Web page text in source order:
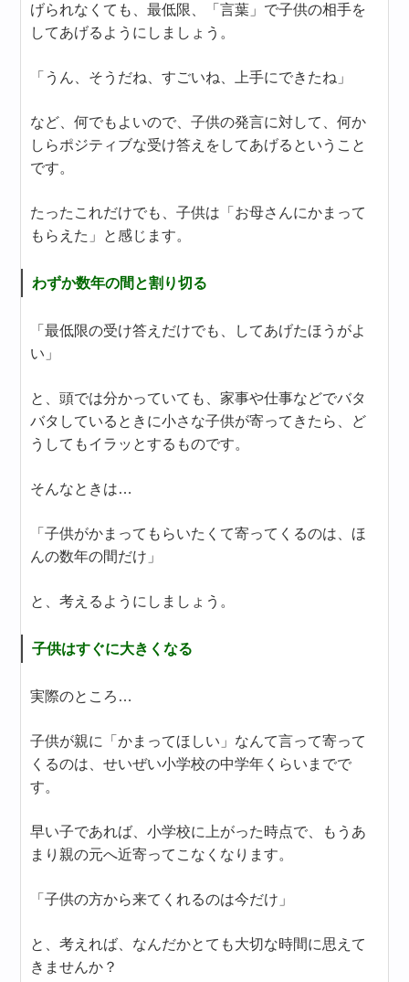
げられなくても、最低限、「言葉」で子供の相手を
してあげるようにしましょう。
「うん、そうだね、すごいね、上手にできたね」
など、何でもよいので、子供の発言に対して、何か
しらポジティブな受け答えをしてあげるということ
です。
たったこれだけでも、子供は「お母さんにかまって
もらえた」と感じます。
わずか数年の間と割り切る
「最低限の受け答えだけでも、してあげたほうがよ
い」
と、頭では分かっていても、家事や仕事などでバタ
バタしているときに小さな子供が寄ってきたら、ど
うしてもイラッとするものです。
そんなときは…
「子供がかまってもらいたくて寄ってくるのは、ほ
んの数年の間だけ」
と、考えるようにしましょう。
子供はすぐに大きくなる
実際のところ…
子供が親に「かまってほしい」なんて言って寄って
くるのは、せいぜい小学校の中学年くらいまでで
す。
早い子であれば、小学校に上がった時点で、もうあ
まり親の元へ近寄ってこなくなります。
「子供の方から来てくれるのは今だけ」
と、考えれば、なんだかとても大切な時間に思えて
きませんか？